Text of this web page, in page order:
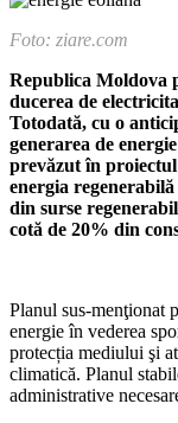
Foto: ziare.com
Republica Moldova
ducerea de
Totodată, cu o
generarea de
prevăzut în
energia
din surse
cotă de 20% din
Planul sus-menţionat
energie în vederea
protecția mediului şi
climatică. Planul
administrative